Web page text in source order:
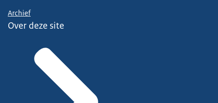
Archief
Over deze site